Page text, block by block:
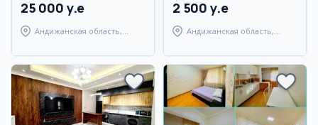
25 000 y.e
Андижанская область,
2 500 y.e
Андижанская область,